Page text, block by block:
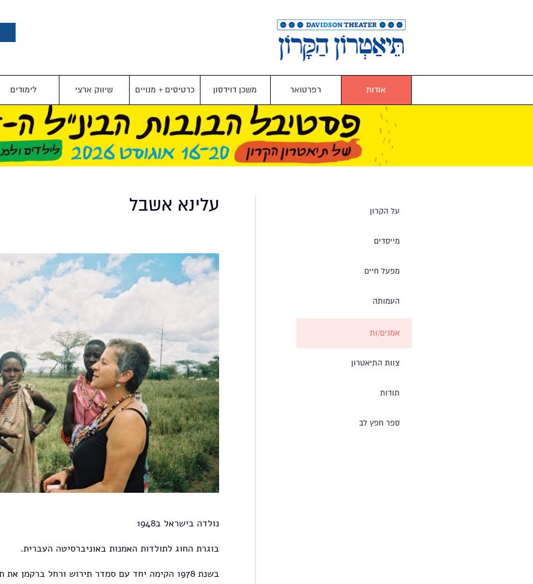
אודות רפרטואר משכן דוידסון כרטיסים + מנויים שיווק ארצי לימודים
על הקרון
מייסדים
מפעל חיים
העמותה
אמנים/ות
צוות התיאטרון
תודות
ספר חפץ לב
עלינא אשבל
נולדה בישראל ב1948
בוגרת החוג לתולדות האמנות באוניברסיטה העברית.
בשנת 1978 הקימה יחד עם סמדר תירוש ורחל ברקמן את תיאטרון בו-בדים וההצגה "משפכים".